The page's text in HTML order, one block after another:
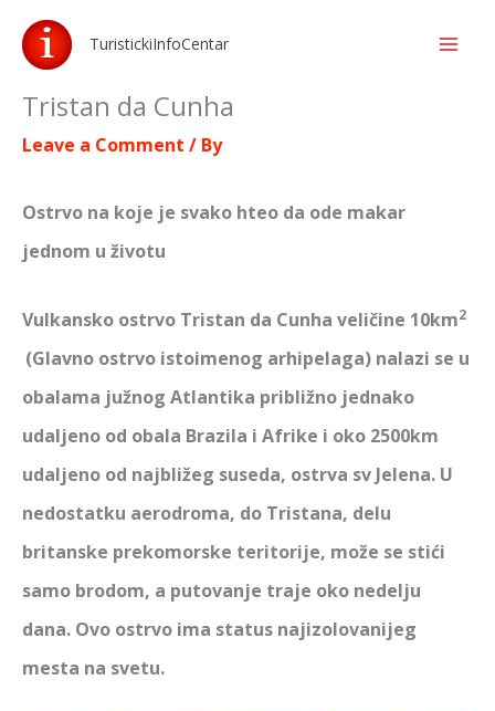
Skip
content
TuristickiInfoCentar
Tristan da Cunha
Leave a Comment / By
Ostrvo na koje je svako hteo da ode makar
jednom u životu
Vulkansko ostrvo Tristan da Cunha veličine 10km2
(Glavno ostrvo istoimenog arhipelaga) nalazi se u
obalama južnog Atlantika približno jednako
udaljeno od obala Brazila i Afrike i oko 2500km
udaljeno od najbližeg suseda, ostrva sv Jelena. U
nedostatku aerodroma, do Tristana, delu
britanske prekomorske teritorije, može se stići
samo brodom, a putovanje traje oko nedelju
dana. Ovo ostrvo ima status najizolovanijeg
mesta na svetu.